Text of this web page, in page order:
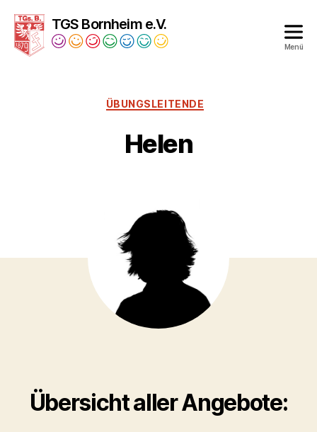
TGS Bornheim e.V.
Menü
ÜBUNGSLEITENDE
Helen
Übersicht aller Angebote: